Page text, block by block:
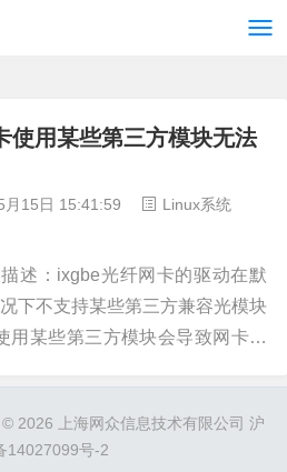
使用某些第三方模块无法
月15日 15:41:59
Linux系统
述：ixgbe光纤网卡的驱动在默
下不支持某些第三方兼容光模块
用某些第三方模块会导致网卡驱
络信息中无法发现万兆网卡3、
志能看到无法加...
2026 上海网众信息技术有限公司 沪
14027099号-2